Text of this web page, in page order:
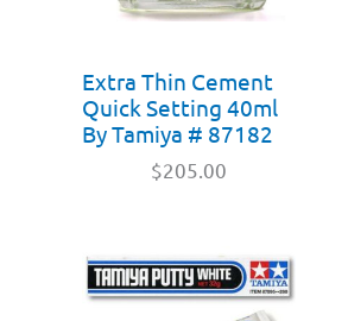
Extra Thin Cement
Quick Setting 40ml
By Tamiya # 87182
$205.00